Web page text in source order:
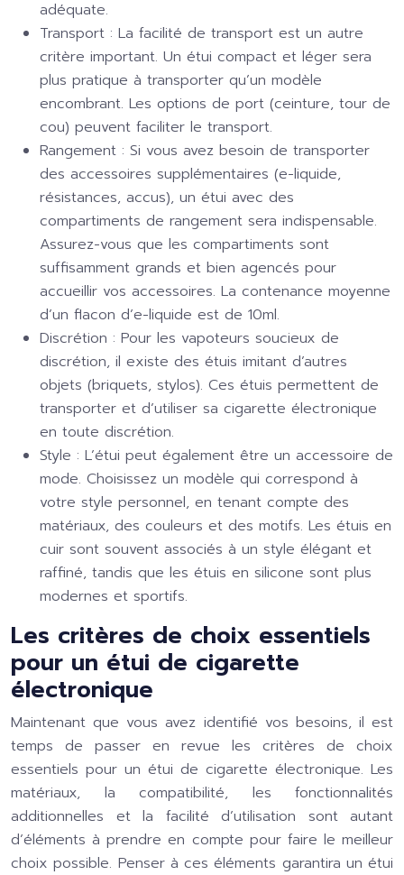
adéquate.
Transport : La facilité de transport est un autre
critère important. Un étui compact et léger sera
plus pratique à transporter qu’un modèle
encombrant. Les options de port (ceinture, tour de
cou) peuvent faciliter le transport.
Rangement : Si vous avez besoin de transporter
des accessoires supplémentaires (e-liquide,
résistances, accus), un étui avec des
compartiments de rangement sera indispensable.
Assurez-vous que les compartiments sont
suffisamment grands et bien agencés pour
accueillir vos accessoires. La contenance moyenne
d’un flacon d’e-liquide est de 10ml.
Discrétion : Pour les vapoteurs soucieux de
discrétion, il existe des étuis imitant d’autres
objets (briquets, stylos). Ces étuis permettent de
transporter et d’utiliser sa cigarette électronique
en toute discrétion.
Style : L’étui peut également être un accessoire de
mode. Choisissez un modèle qui correspond à
votre style personnel, en tenant compte des
matériaux, des couleurs et des motifs. Les étuis en
cuir sont souvent associés à un style élégant et
raffiné, tandis que les étuis en silicone sont plus
modernes et sportifs.
Les critères de choix essentiels
pour un étui de cigarette
électronique
Maintenant que vous avez identifié vos besoins, il est
temps de passer en revue les critères de choix
essentiels pour un étui de cigarette électronique. Les
matériaux, la compatibilité, les fonctionnalités
additionnelles et la facilité d’utilisation sont autant
d’éléments à prendre en compte pour faire le meilleur
choix possible. Penser à ces éléments garantira un étui